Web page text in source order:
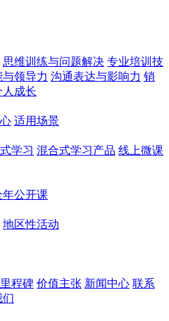
思维训练与问题解决 专业培训技
领导力 沟通表达与影响力 销
人成长
适用场景
学习 混合式学习产品 线上微课
年公开课
地区性活动
程碑 价值主张 新闻中心 联系
们